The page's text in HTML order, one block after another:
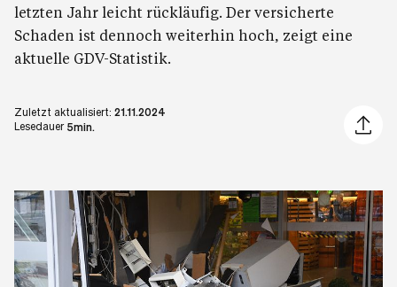
letzten Jahr leicht rückläufig. Der versicherte
Schaden ist dennoch weiterhin hoch, zeigt eine
aktuelle GDV-Statistik.
Zuletzt aktualisiert: 21.11.2024
Lesedauer 5min.
Artikel